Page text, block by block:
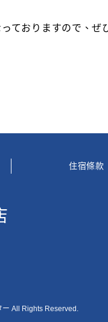
ておりますので、ぜ
住宿條款
All Rights Reserved.